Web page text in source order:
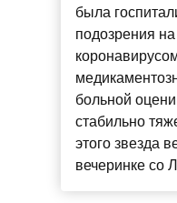
была
подозрения
больной
стабильно
этого звезда
вечеринке со